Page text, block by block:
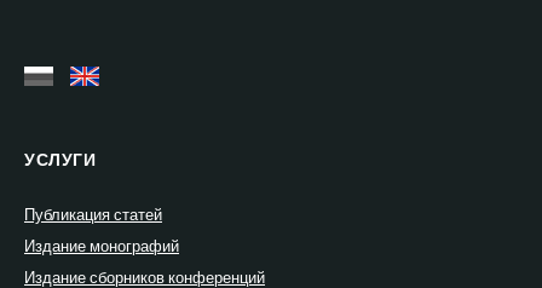
УСЛУГИ
Публикация статей
Издание монографий
Издание сборников конференций